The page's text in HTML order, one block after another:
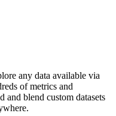
any data available via
of metrics and
and blend custom datasets